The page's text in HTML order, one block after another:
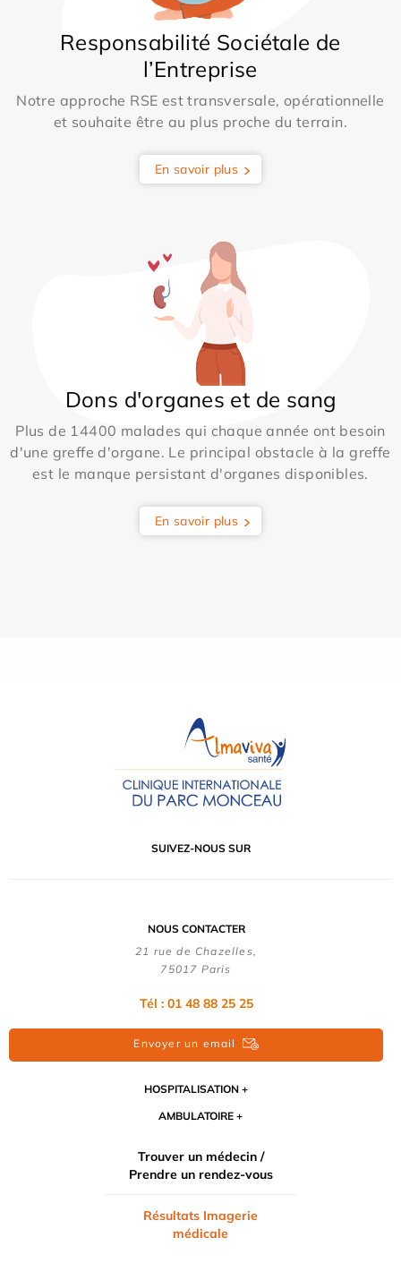
Responsabilité Sociétale de
l’Entreprise
Notre approche RSE est transversale, opérationnelle
et souhaite être au plus proche du terrain.
En savoir plus
Dons d'organes et de sang
Plus de 14400 malades qui chaque année ont besoin
d'une greffe d'organe. Le principal obstacle à la greffe
est le manque persistant d'organes disponibles.
En savoir plus
SUIVEZ-NOUS SUR
NOUS CONTACTER
21 rue de Chazelles,
75017 Paris
Tél : 01 48 88 25 25
Envoyer un email
HOSPITALISATION
AMBULATOIRE
Trouver un médecin /
Prendre un rendez-vous
Résultats Imagerie
médicale